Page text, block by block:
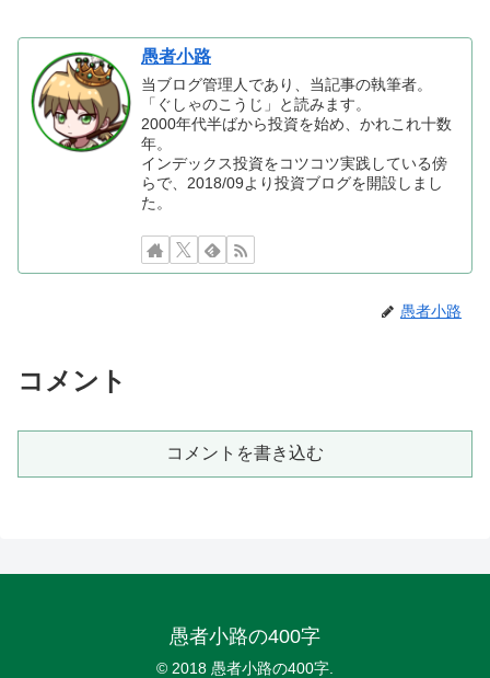
愚者小路
当ブログ管理人であり、当記事の執筆者。
「ぐしゃのこうじ」と読みます。
2000年代半ばから投資を始め、かれこれ十数
年。
インデックス投資をコツコツ実践している傍
らで、2018/09より投資ブログを開設しまし
た。
愚者小路
コメント
コメントを書き込む
愚者小路の400字
© 2018 愚者小路の400字.